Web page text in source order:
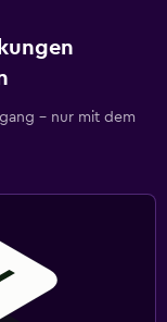
– nur mit dem